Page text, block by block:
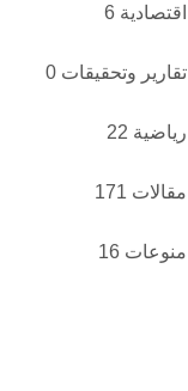
اقتصادية 6
تقارير وتحقيقات 0
رياضية 22
مقالات 171
منوعات 16